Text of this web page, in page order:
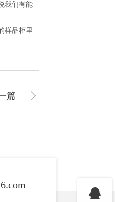
我们有能
样品柜里
篇
